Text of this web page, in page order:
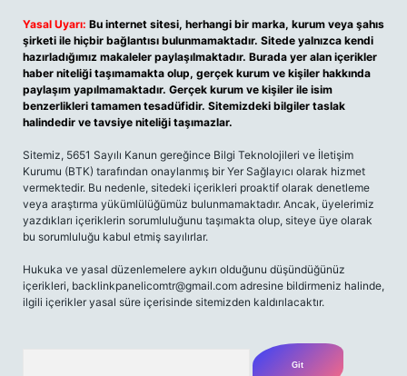
Yasal Uyarı: Bu internet sitesi, herhangi bir marka, kurum veya şahıs
şirketi ile hiçbir bağlantısı bulunmamaktadır. Sitede yalnızca kendi
hazırladığımız makaleler paylaşılmaktadır. Burada yer alan içerikler
haber niteliği taşımamakta olup, gerçek kurum ve kişiler hakkında
paylaşım yapılmamaktadır. Gerçek kurum ve kişiler ile isim
benzerlikleri tamamen tesadüfidir. Sitemizdeki bilgiler taslak
halindedir ve tavsiye niteliği taşımazlar.
Sitemiz, 5651 Sayılı Kanun gereğince Bilgi Teknolojileri ve İletişim
Kurumu (BTK) tarafından onaylanmış bir Yer Sağlayıcı olarak hizmet
vermektedir. Bu nedenle, sitedeki içerikleri proaktif olarak denetleme
veya araştırma yükümlülüğümüz bulunmamaktadır. Ancak, üyelerimiz
yazdıkları içeriklerin sorumluluğunu taşımakta olup, siteye üye olarak
bu sorumluluğu kabul etmiş sayılırlar.
Hukuka ve yasal düzenlemelere aykırı olduğunu düşündüğünüz
içerikleri, backlinkpanelicomtr@gmail.com adresine bildirmeniz halinde,
ilgili içerikler yasal süre içerisinde sitemizden kaldırılacaktır.